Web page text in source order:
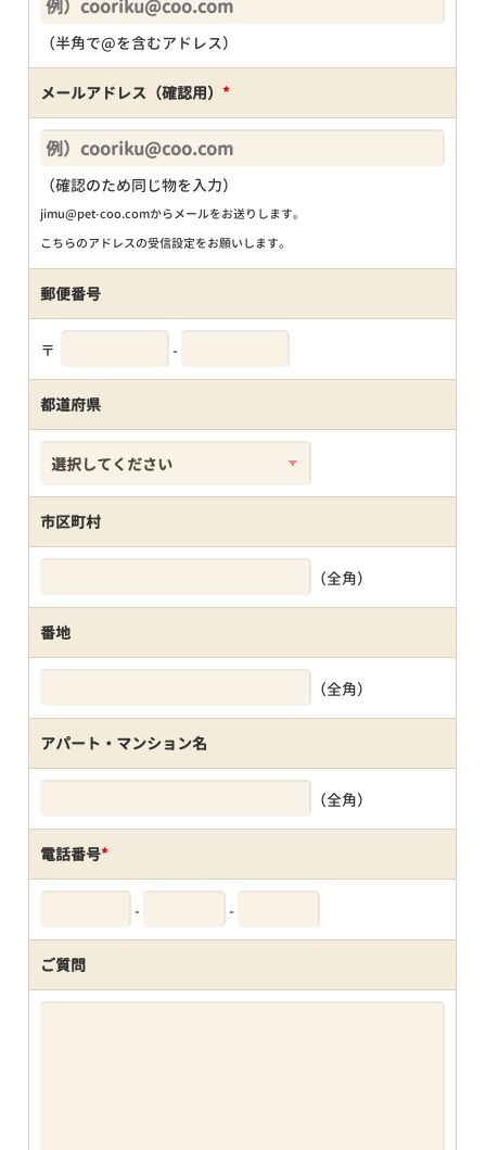
（半角で@を含むアドレス）
メールアドレス（確認用） *
（確認のため同じ物を入力）
jimu@pet-coo.comからメールをお送りします。
こちらのアドレスの受信設定をお願いします。
郵便番号
〒 -
都道府県
市区町村
（全角）
番地
（全角）
アパート・マンション名
（全角）
電話番号*
- -
ご質問